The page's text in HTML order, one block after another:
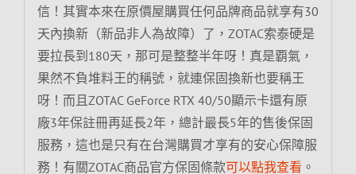
信！其實本來在原價屋購買任何品牌商品就享有30
天內換新（新品非人為故障）了，ZOTAC索泰硬是
要拉長到180天，那可是整整半年呀！真是覇氣，
果然不負堆料王的稱號，就連保固換新也要稱王
呀！而且ZOTAC GeForce RTX 40/50顯示卡還有原
廠3年保註冊再延長2年，總計最長5年的售後保固
服務，這也是只有在台灣購買才享有的安心保障服
務！有關ZOTAC商品官方保固條款可以點我查看 。